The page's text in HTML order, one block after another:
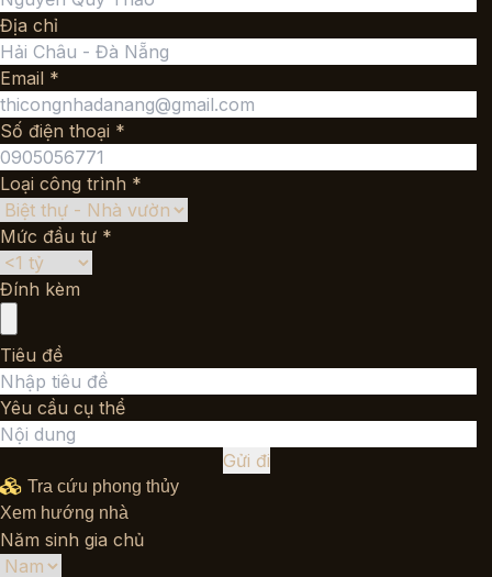
Địa chỉ
Email *
Số điện thoại *
Loại công trình *
Mức đầu tư *
Đính kèm
Tiêu đề
Yêu cầu cụ thể
Gửi đi
Tra cứu phong thủy
Xem hướng nhà
Năm sinh gia chủ